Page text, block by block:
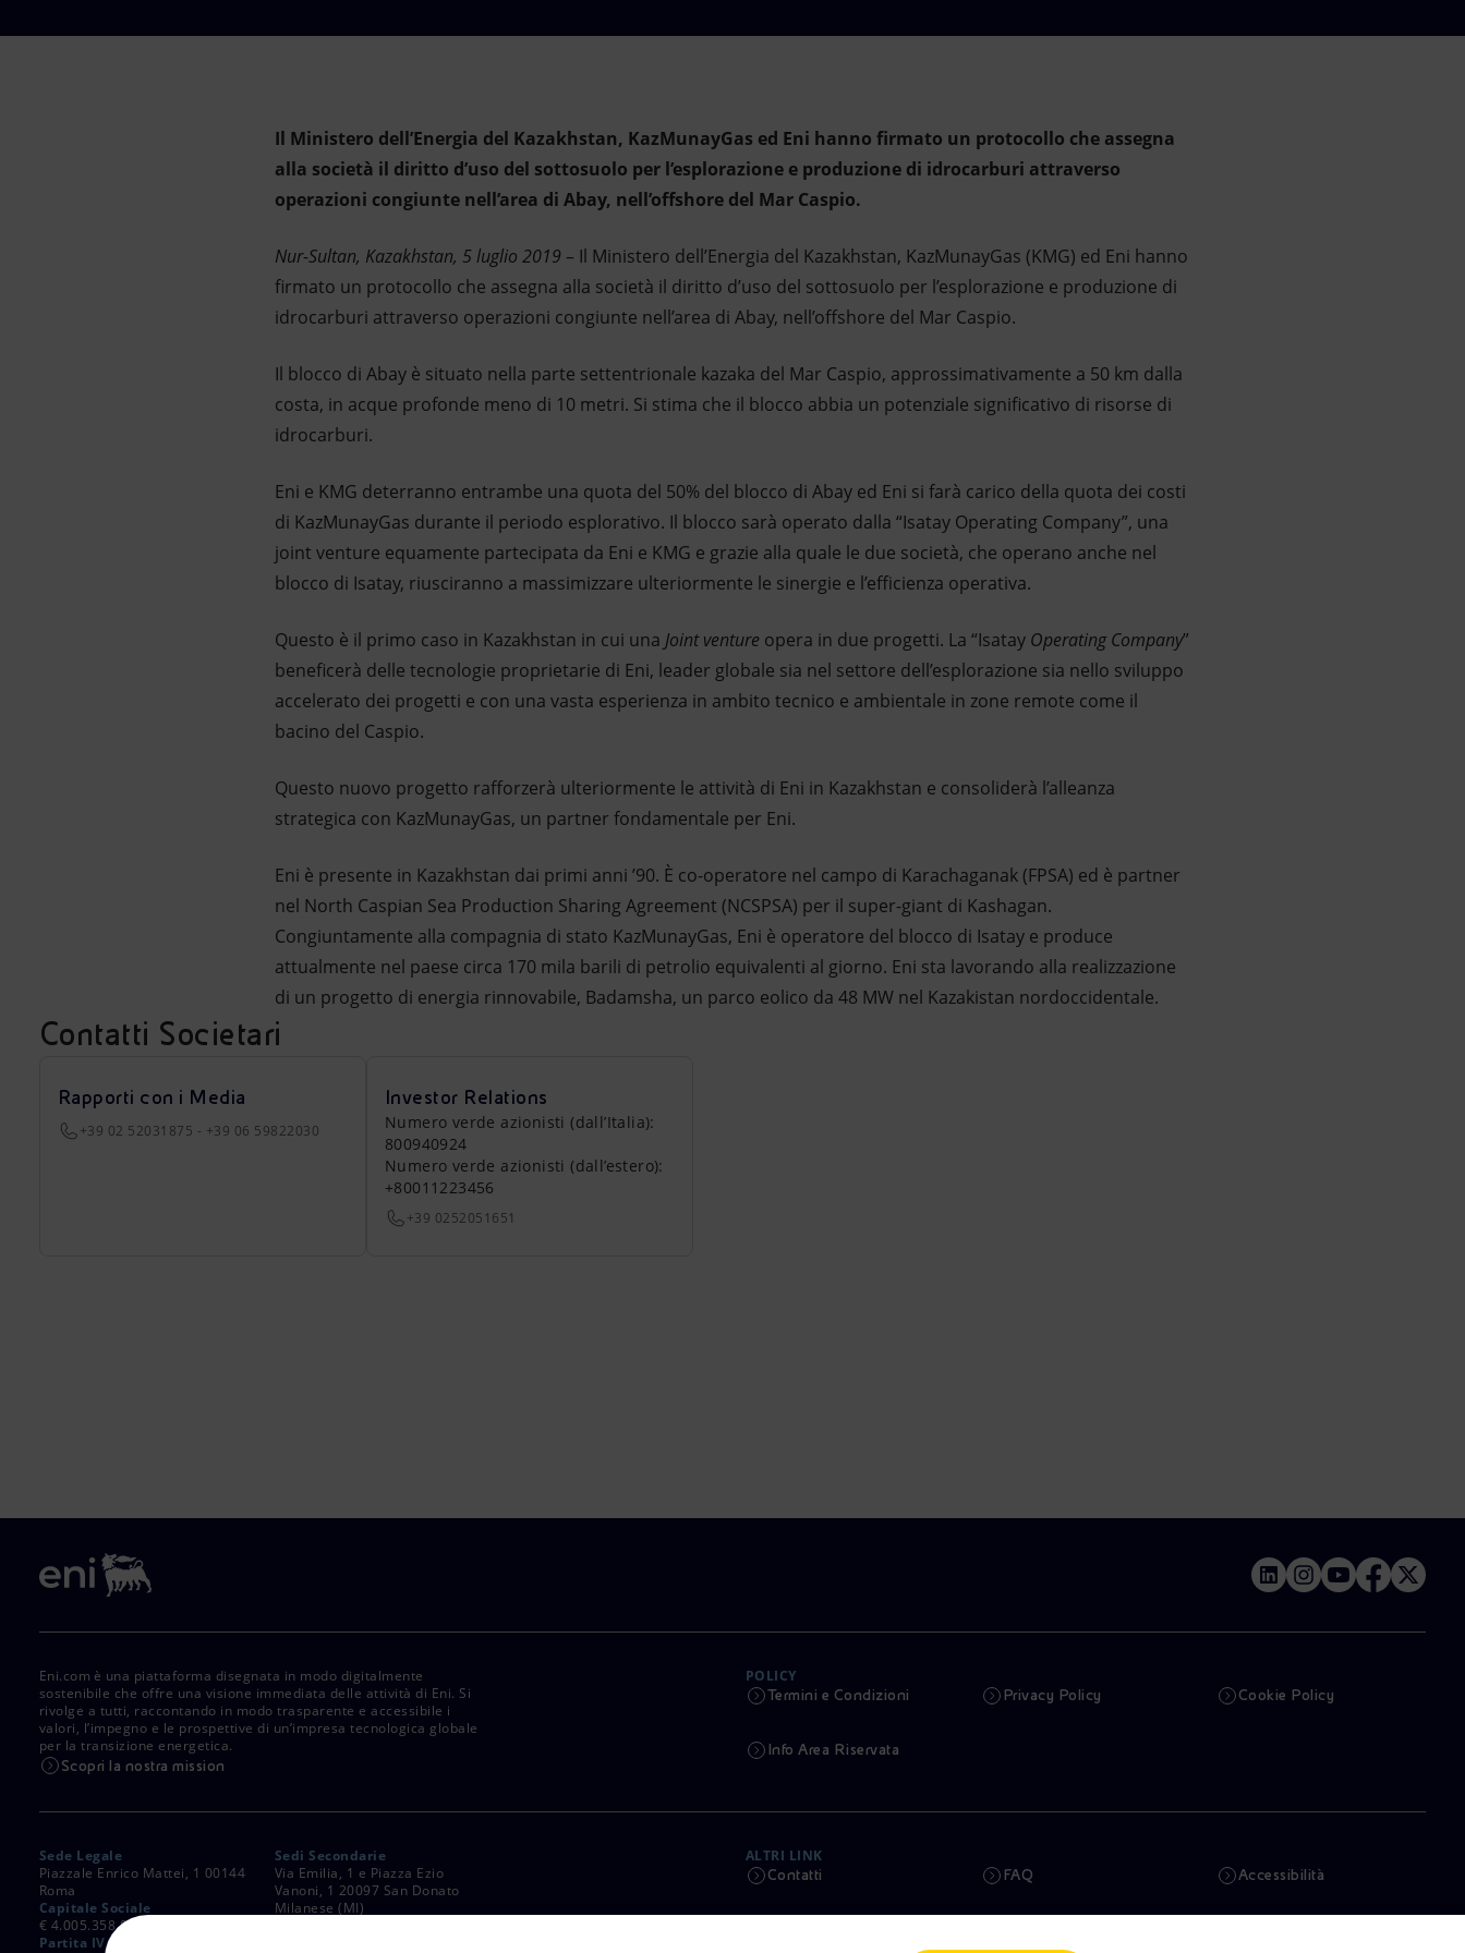
Il Ministero dell’Energia del Kazakhstan, KazMunayGas ed Eni hanno firmato un protocollo che assegna
alla società il diritto d’uso del sottosuolo per l’esplorazione e produzione di idrocarburi attraverso
operazioni congiunte nell’area di Abay, nell’offshore del Mar Caspio.
Nur-Sultan, Kazakhstan, 5 luglio 2019 – Il Ministero dell’Energia del Kazakhstan, KazMunayGas (KMG) ed Eni hanno
firmato un protocollo che assegna alla società il diritto d’uso del sottosuolo per l’esplorazione e produzione di
idrocarburi attraverso operazioni congiunte nell’area di Abay, nell’offshore del Mar Caspio.
Il blocco di Abay è situato nella parte settentrionale kazaka del Mar Caspio, approssimativamente a 50 km dalla
costa, in acque profonde meno di 10 metri. Si stima che il blocco abbia un potenziale significativo di risorse di
idrocarburi.
Eni e KMG deterranno entrambe una quota del 50% del blocco di Abay ed Eni si farà carico della quota dei costi
di KazMunayGas durante il periodo esplorativo. Il blocco sarà operato dalla “Isatay Operating Company”, una
joint venture equamente partecipata da Eni e KMG e grazie alla quale le due società, che operano anche nel
blocco di Isatay, riusciranno a massimizzare ulteriormente le sinergie e l’efficienza operativa.
Questo è il primo caso in Kazakhstan in cui una Joint venture opera in due progetti. La “Isatay Operating Company”
beneficerà delle tecnologie proprietarie di Eni, leader globale sia nel settore dell’esplorazione sia nello sviluppo
accelerato dei progetti e con una vasta esperienza in ambito tecnico e ambientale in zone remote come il
bacino del Caspio.
Questo nuovo progetto rafforzerà ulteriormente le attività di Eni in Kazakhstan e consoliderà l’alleanza
strategica con KazMunayGas, un partner fondamentale per Eni.
Eni è presente in Kazakhstan dai primi anni ’90. È co-operatore nel campo di Karachaganak (FPSA) ed è partner
nel North Caspian Sea Production Sharing Agreement (NCSPSA) per il super-giant di Kashagan.
Congiuntamente alla compagnia di stato KazMunayGas, Eni è operatore del blocco di Isatay e produce
attualmente nel paese circa 170 mila barili di petrolio equivalenti al giorno. Eni sta lavorando alla realizzazione
di un progetto di energia rinnovabile, Badamsha, un parco eolico da 48 MW nel Kazakistan nordoccidentale.
Contatti Societari
Rapporti con i Media
+39 02 52031875 - +39 06 59822030
Investor Relations
Numero verde azionisti (dall’Italia):
800940924
Numero verde azionisti (dall’estero):
+80011223456
+39 0252051651
Eni.com è una piattaforma disegnata in modo digitalmente
sostenibile che offre una visione immediata delle attività di Eni. Si
rivolge a tutti, raccontando in modo trasparente e accessibile i
valori, l’impegno e le prospettive di un’impresa tecnologica globale
per la transizione energetica.
Scopri la nostra mission
POLICY
Termini e Condizioni Privacy Policy Cookie Policy
Info Area Riservata
Sede Legale
Piazzale Enrico Mattei, 1 00144
Roma
Capitale Sociale
€ 4.005.358.876,00 i.v.
Partita IVA
Sedi Secondarie
Via Emilia, 1 e Piazza Ezio
Vanoni, 1 20097 San Donato
Milanese (MI)
ALTRI LINK
Contatti FAQ Accessibilità